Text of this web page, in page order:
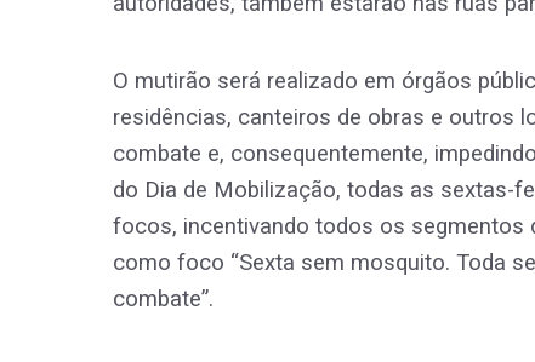
O mutirão será realizado em órgãos
residências, canteiros de obras e outros
combate e, consequentemente,
do Dia de Mobilização, todas as sextas-
focos, incentivando todos os segmentos
como foco “Sexta sem mosquito. Toda
combate”.